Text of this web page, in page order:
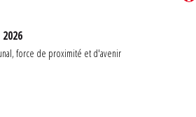
force de proximité et d'avenir